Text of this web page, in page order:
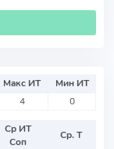
Макс ИТ
Мин ИТ
4 0
Ср ИТ
Соп
Ср. Т